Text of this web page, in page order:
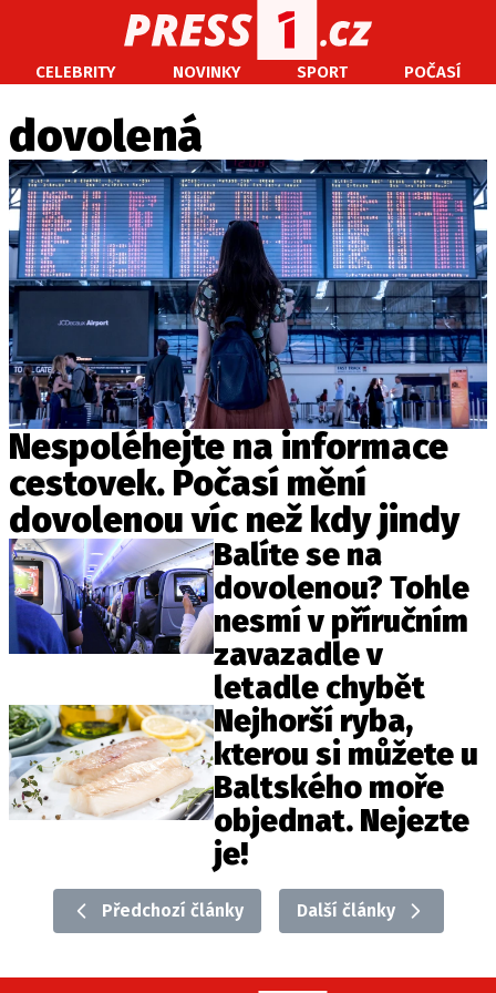
CELEBRITY NOVINKY SPORT POČASÍ
CELEBRITY NOVINKY SPORT POČASÍ
Máte příběh, fotku nebo video?
Pošlete e-mail na PRESS1.cz
O NÁS
O REDAKCI
KONTAKT
VYDAVATEL
dovolená
Nespoléhejte na informace
cestovek. Počasí mění
dovolenou víc než kdy jindy
Balíte se na
dovolenou? Tohle
nesmí v příručním
zavazadle v
letadle chybět
Nejhorší ryba,
kterou si můžete u
Baltského moře
objednat. Nejezte
je!
Předchozí články Další články